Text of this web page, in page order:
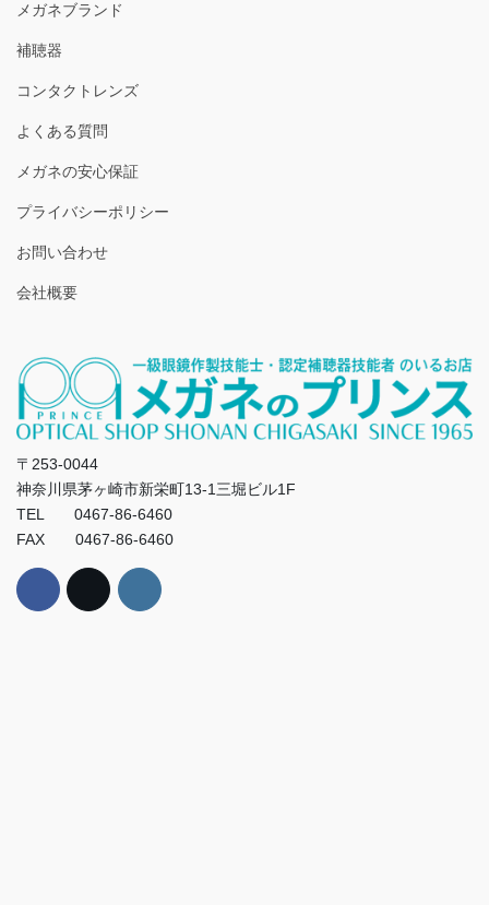
メガネブランド
補聴器
コンタクトレンズ
よくある質問
メガネの安心保証
プライバシーポリシー
お問い合わせ
会社概要
〒253-0044
神奈川県茅ヶ崎市新栄町13-1三堀ビル1F
TEL 0467-86-6460
FAX 0467-86-6460